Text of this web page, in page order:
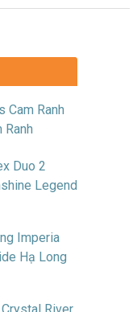
Cam Ranh
Ranh
Duo 2
Legend
Imperia
Hạ Long